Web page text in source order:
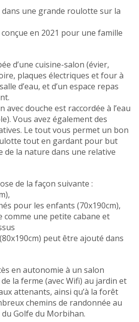
dans une grande roulotte sur la
en 2021 pour une famille
d’une cuisine-salon (évier,
plaques électriques et four à
d’eau, et d’un espace repas
avec douche est raccordée à l’eau
Vous avez également des
Le tout vous permet un bon
tout en gardant pour but
de la nature dans une relative
de la façon suivante :
pour les enfants (70x190cm),
comme une petite cabane et
peut être ajouté dans
en autonomie à un salon
la ferme (avec Wifi) au jardin et
attenants, ainsi qu’à la forêt
chemins de randonnée au
Golfe du Morbihan.